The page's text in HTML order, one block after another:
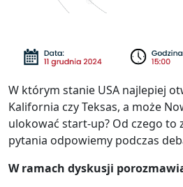
W którym stanie USA najlepiej
Kalifornia czy Teksas, a może
ulokować start-up? Od czego to
pytania odpowiemy podczas
W ramach dyskusji